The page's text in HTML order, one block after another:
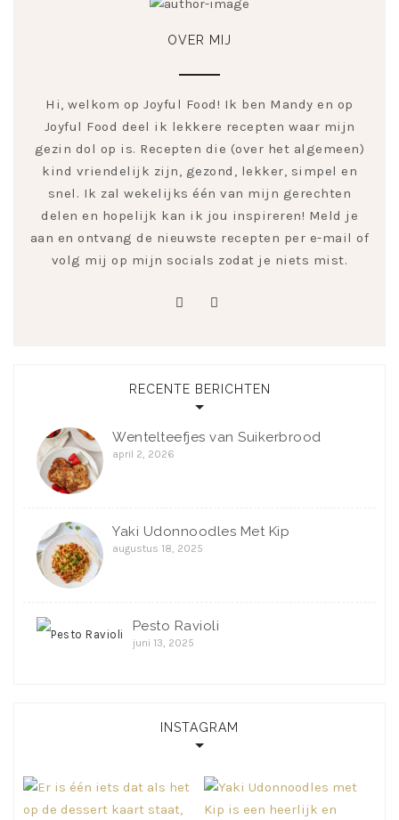
OVER MIJ
Hi, welkom op Joyful Food! Ik ben Mandy en op
Joyful Food deel ik lekkere recepten waar mijn
gezin dol op is. Recepten die (over het algemeen)
kind vriendelijk zijn, gezond, lekker, simpel en
snel. Ik zal wekelijks één van mijn gerechten
delen en hopelijk kan ik jou inspireren! Meld je
aan en ontvang de nieuwste recepten per e-mail of
volg mij op mijn socials zodat je niets mist.
RECENTE BERICHTEN
Wentelteefjes van Suikerbrood
april 2, 2026
Yaki Udonnoodles Met Kip
augustus 18, 2025
Pesto Ravioli
juni 13, 2025
INSTAGRAM